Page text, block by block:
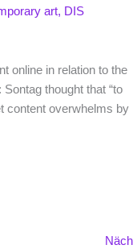
art, DIS
online in relation to the
thought that “to
content overwhelms by